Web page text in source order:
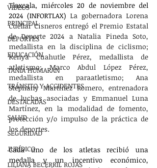
VIDEOS
PRINCIPAL
DEPORTES
EDUCACIÓN
TANIA HUMARAN
TRÁNSITO Y ACCIDENTES
DESTACADAS
SALUD
SEGURIDAD
JURÍDICO
LILIANA BECERRIL ROJAS
Tlaxcala, miércoles 20 de noviembre del
2024 (INFORTLAX) La gobernadora Lorena
Cuéllar Cisneros entregó el Premio Estatal
de Deporte 2024 a Natalia Pineda Soto,
medallista en la disciplina de ciclismo;
Kenya Cuahutle Pérez, medallista de
atletismo; Marco Abdul López Pérez,
medallista en paraatletismo; Ana
Stephany Martínez Romero, entrenadora
de luchas asociadas y Emmanuel Luna
Martínez, en la modalidad de fomento,
protección y/o impulso de la práctica de
los deportes.
Cada uno de los atletas recibió una
medalla y un incentivo económico,